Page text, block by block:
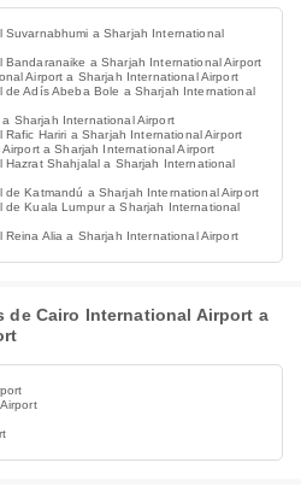
a Sharjah International
a Sharjah International Airport
Airport a Sharjah International Airport
Adís Abeba Bole a Sharjah International
Sharjah International Airport
Hariri a Sharjah International Airport
a Sharjah International Airport
Shahjalal a Sharjah International
Katmandú a Sharjah International Airport
Kuala Lumpur a Sharjah International
Alia a Sharjah International Airport
de Cairo International Airport a